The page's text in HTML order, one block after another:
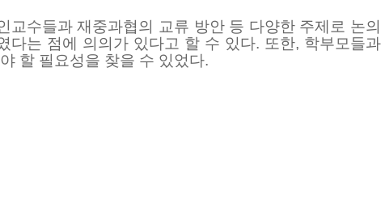
교수들과 재중과협의 교류 방안 등 다양한 주제로 논의
다는 점에 의의가 있다고 할 수 있다. 또한, 학부모들과
할 필요성을 찾을 수 있었다.